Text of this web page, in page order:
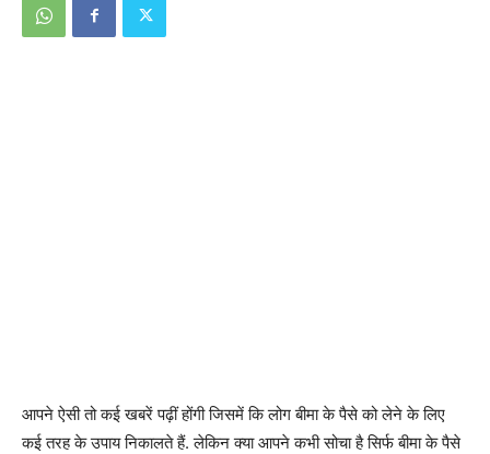
आपने ऐसी तो कई खबरें पढ़ीं होंगी जिसमें कि लोग बीमा के पैसे को लेने के लिए
कई तरह के उपाय निकालते हैं. लेकिन क्या आपने कभी सोचा है सिर्फ बीमा के पैसे